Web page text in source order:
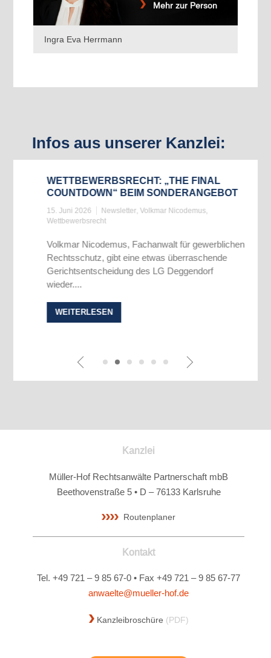
Mehr zur Person
Ingra Eva Herrmann
Infos aus unserer Kanzlei:
WETTBEWERBSRECHT: „THE FINAL
COUNTDOWN“ BEIM SONDERANGEBOT
15. Juni 2026 Newsletter,Volkmar Nicodemus,
Wettbewerbsrecht
Volkmar Nicodemus, Fachanwalt für gewerblichen
Rechtsschutz, gibt eine etwas überraschende
Gerichtsentscheidung des LG Deggendorf
wieder....
WEITERLESEN
Kanzlei
Müller-Hof Rechtsanwälte Partnerschaft mbB
Beethovenstraße 5 • D – 76133 Karlsruhe
Routenplaner
Kontakt
Tel. +49 721 – 9 85 67-0 • Fax +49 721 – 9 85 67-77
anwaelte@mueller-hof.de
Kanzleibroschüre (PDF)